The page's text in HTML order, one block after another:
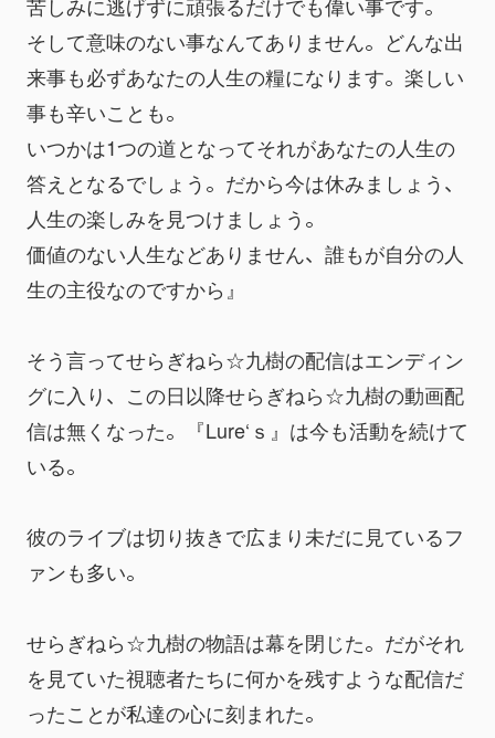
そして意味のない事なんてありません。どんな出
来事も必ずあなたの人生の糧になります。楽しい
事も辛いことも。
いつかは1つの道となってそれがあなたの人生の
答えとなるでしょう。だから今は休みましょう、
人生の楽しみを見つけましょう。
価値のない人生などありません、誰もが自分の人
生の主役なのですから』
そう言ってせらぎねら☆九樹の配信はエンディン
グに入り、この日以降せらぎねら☆九樹の動画配
信は無くなった。『Lure‘ｓ』は今も活動を続けて
いる。
彼のライブは切り抜きで広まり未だに見ているフ
ァンも多い。
せらぎねら☆九樹の物語は幕を閉じた。だがそれ
を見ていた視聴者たちに何かを残すような配信だ
ったことが私達の心に刻まれた。